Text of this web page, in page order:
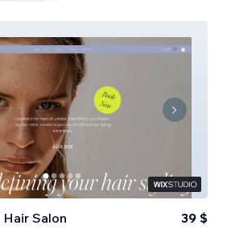
Hair Salon 39 $